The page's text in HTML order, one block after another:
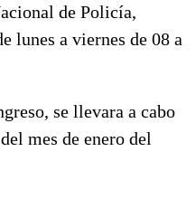
de Policía,
lunes a viernes de 08 a
se llevara a cabo
mes de enero del